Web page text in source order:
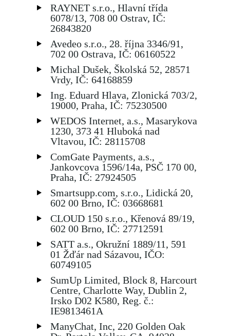
RAYNET s.r.o., Hlavní třída
6078/13, 708 00 Ostrav, IČ:
26843820
Avedeo s.r.o., 28. října 3346/91,
702 00 Ostrava, IČ: 06160522
Michal Dušek, Školská 52, 28571
Vrdy, IČ: 64168859
Ing. Eduard Hlava, Zlonická 703/2,
19000, Praha, IČ: 75230500
WEDOS Internet, a.s., Masarykova
1230, 373 41 Hluboká nad
Vltavou, IČ: 28115708
ComGate Payments, a.s.,
Jankovcova 1596/14a, PSČ 170 00,
Praha, IČ: 27924505
Smartsupp.com, s.r.o., Lidická 20,
602 00 Brno, IČ: 03668681
CLOUD 150 s.r.o., Křenová 89/19,
602 00 Brno, IČ: 27712591
SATT a.s., Okružní 1889/11, 591
01 Žďár nad Sázavou, IČO:
60749105
SumUp Limited, Block 8, Harcourt
Centre, Charlotte Way, Dublin 2,
Irsko D02 K580, Reg. č.:
IE9813461A
ManyChat, Inc, 220 Golden Oak